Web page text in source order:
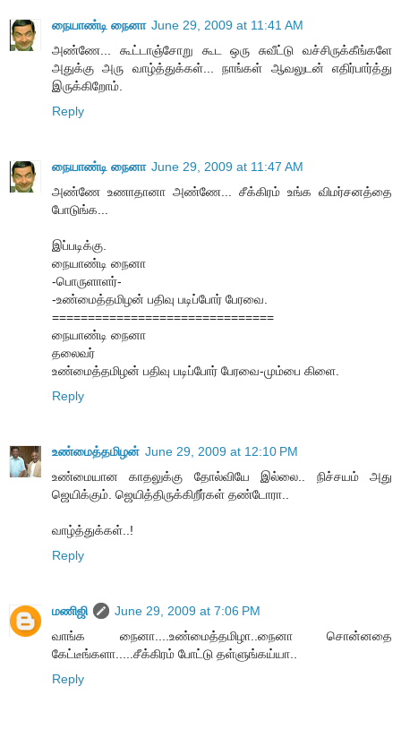
நையாண்டி நைனா June 29, 2009 at 11:41 AM
அண்ணே... கூட்டாஞ்சோறு கூட ஒரு சுவீட்டு வச்சிருக்கீங்களே
அதுக்கு அரு வாழ்த்துக்கள்... நாங்கள் ஆவலுடன் எதிர்பார்த்து
இருக்கிறோம்.
Reply
நையாண்டி நைனா June 29, 2009 at 11:47 AM
அண்ணே உணாதானா அண்ணே... சீக்கிரம் உங்க விமர்சனத்தை
போடுங்க...
இப்படிக்கு.
நையாண்டி நைனா
-பொருளாளர்-
-உண்மைத்தமிழன் பதிவு படிப்போர் பேரவை.
===============================
நையாண்டி நைனா
தலைவர்
உண்மைத்தமிழன் பதிவு படிப்போர் பேரவை-மும்பை கிளை.
Reply
உண்மைத்தமிழன் June 29, 2009 at 12:10 PM
உண்மையான காதலுக்கு தோல்வியே இல்லை.. நிச்சயம் அது
ஜெயிக்கும். ஜெயித்திருக்கிறீர்கள் தண்டோரா..
வாழ்த்துக்கள்..!
Reply
மணிஜி
June 29, 2009 at 7:06 PM
வாங்க நைனா....உண்மைத்தமிழா..நைனா சொன்னதை
கேட்டீங்களா.....சீக்கிரம் போட்டு தள்ளுங்கய்யா..
Reply